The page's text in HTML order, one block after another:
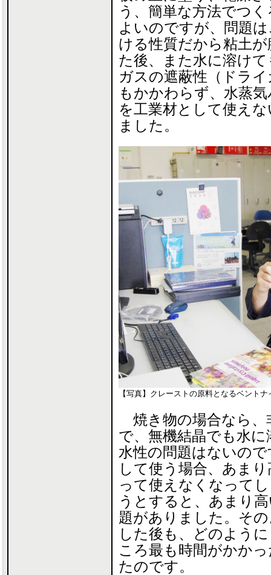
う、簡単な方法でつ
よいのですが、問題
ける性質だから粘土
た後、また水に溶け
ガスの遮蔽性（ドラ
もかかわらず、水蒸
を工業材として使え
ました。
【写真】クレーストの原料となるベント
焼き物の場合なら、
で、無機結晶でも水
水性の問題はないの
して使う場合、あま
って使えなくなって
うとすると、あまり
題がありました。そ
した後も、どのよう
ころ最も時間がかか
たのです。